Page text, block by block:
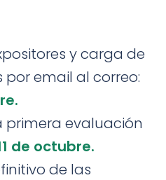
y carga de
email al correo:
primera evaluación
de octubre.
de las